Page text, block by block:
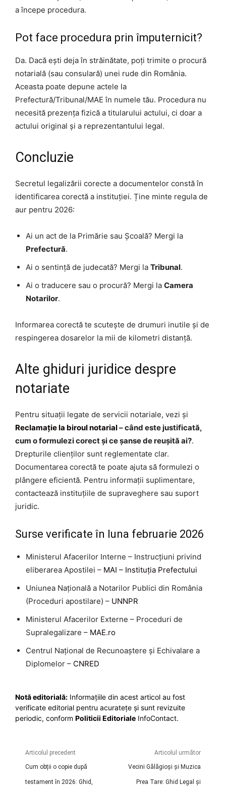
a începe procedura.
Pot face procedura prin împuternicit?
Da. Dacă ești deja în străinătate, poți trimite o procură
notarială (sau consulară) unei rude din România.
Aceasta poate depune actele la
Prefectură/Tribunal/MAE în numele tău. Procedura nu
necesită prezența fizică a titularului actului, ci doar a
actului original și a reprezentantului legal.
Concluzie
Secretul legalizării corecte a documentelor constă în
identificarea corectă a instituției. Ține minte regula de
aur pentru 2026:
Ai un act de la Primărie sau Școală? Mergi la
Prefectură.
Ai o sentință de judecată? Mergi la Tribunal.
Ai o traducere sau o procură? Mergi la Camera
Notarilor.
Informarea corectă te scutește de drumuri inutile și de
respingerea dosarelor la mii de kilometri distanță.
Alte ghiduri juridice despre
notariate
Pentru situații legate de servicii notariale, vezi și
Reclamație la biroul notarial– când este justificată,
cum o formulezi corect și ce șanse de reușită ai?.
Drepturile clienților sunt reglementate clar.
Documentarea corectă te poate ajuta să formulezi o
plângere eficientă. Pentru informații suplimentare,
contactează instituțiile de supraveghere sau suport
juridic.
Surse verificate în luna februarie 2026
Ministerul Afacerilor Interne – Instrucțiuni privind
eliberarea Apostilei – MAI – Instituția Prefectului
Uniunea Națională a Notarilor Publici din România
(Proceduri apostilare) – UNNPR
Ministerul Afacerilor Externe – Proceduri de
Supralegalizare – MAE.ro
Centrul Național de Recunoaștere și Echivalare a
Diplomelor – CNRED
Notă editorială: Informațiile din acest articol au fost
verificate editorial pentru acuratețe și sunt revizuite
periodic, conform Politicii Editoriale InfoContact.
Articolul precedent
Cum obții o copie după
testament în 2026: Ghid,
Articolul următor
Vecini Gălăgioși și Muzica
Prea Tare: Ghid Legal și